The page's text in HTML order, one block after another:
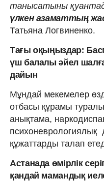
танысатыны
үлкен азаматтың
Татьяна Логвиненко.
Тағы оқыңыздар:
үш балалы әйел
дайын
Мұндай мекемелер
отбасы құрамы
анықтама,
психоневрологиялық
құжаттарды талап
Астанада өмірлік
қандай мамандық